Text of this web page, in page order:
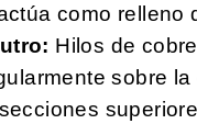
como relleno
Hilos de
sobre